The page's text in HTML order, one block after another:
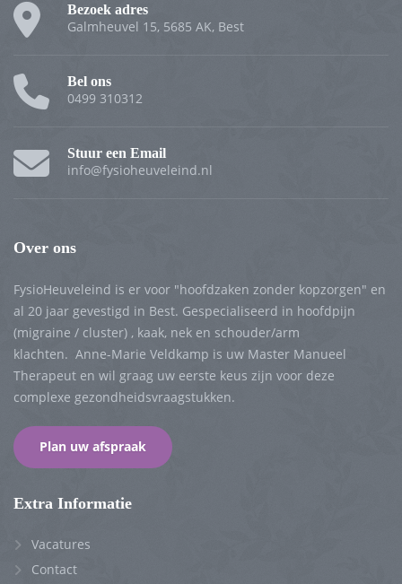
Bezoek adres
Galmheuvel 15, 5685 AK, Best
Bel ons
0499 310312
Stuur een Email
info@fysioheuveleind.nl
Over ons
FysioHeuveleind is er voor "hoofdzaken zonder kopzorgen" en
al 20 jaar gevestigd in Best. Gespecialiseerd in hoofdpijn
(migraine / cluster) , kaak, nek en schouder/arm
klachten. Anne-Marie Veldkamp is uw Master Manueel
Therapeut en wil graag uw eerste keus zijn voor deze
complexe gezondheidsvraagstukken.
Plan uw afspraak
Extra Informatie
Vacatures
Contact